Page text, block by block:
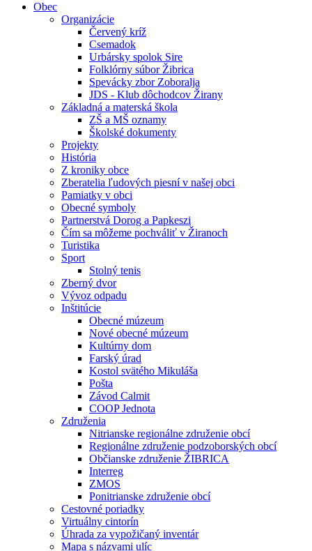
Obec
Organizácie
Červený kríž
Csemadok
Urbársky spolok Sire
Folklórny súbor Žibrica
Spevácky zbor Zoboralja
JDS - Klub dôchodcov Žirany
Základná a materská škola
ZŠ a MŠ oznamy
Školské dokumenty
Projekty
História
Z kroniky obce
Zberatelia ľudových piesní v našej obci
Pamiatky v obci
Obecné symboly
Partnerstvá Dorog a Papkeszi
Čím sa môžeme pochváliť v Žiranoch
Turistika
Sport
Stolný tenis
Zberný dvor
Vývoz odpadu
Inštitúcie
Obecné múzeum
Nové obecné múzeum
Kultúrny dom
Farský úrad
Kostol svätého Mikuláša
Pošta
Závod Calmit
COOP Jednota
Združenia
Nitrianske regionálne združenie obcí
Regionálne združenie podzoborských obcí
Občianske združenie ŽIBRICA
Interreg
ZMOS
Ponitrianske združenie obcí
Cestovné poriadky
Virtuálny cintorín
Úhrada za vypožičaný inventár
Mapa s názvami ulíc